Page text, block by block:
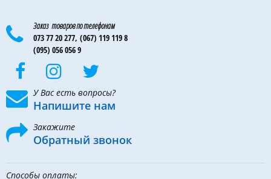
Заказ товаров по телефонам
073 77 20 277, (067) 119 119 8
(095) 056 056 9
У Вас есть вопросы?
Напишите нам
Закажите
Обратный звонок
Способы оплаты: